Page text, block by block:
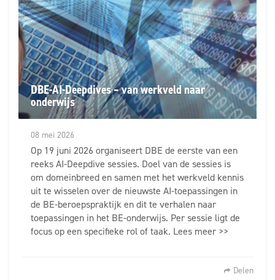
DBE-AI-Deepdives – van werkveld naar
onderwijs
08 mei 2026
Op 19 juni 2026 organiseert DBE de eerste van een
reeks AI-Deepdive sessies. Doel van de sessies is
om domeinbreed en samen met het werkveld kennis
uit te wisselen over de nieuwste AI-toepassingen in
de BE-beroepspraktijk en dit te verhalen naar
toepassingen in het BE-onderwijs. Per sessie ligt de
focus op een specifieke rol of taak. Lees meer >>
Delen